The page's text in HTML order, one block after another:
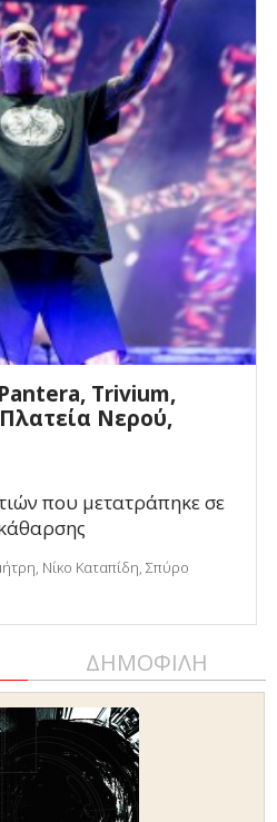
Trivium,
Νερού,
που μετατράπηκε σε
Νίκο Καταπίδη, Σπύρο
ΔΗΜΟΦΙΛΗ